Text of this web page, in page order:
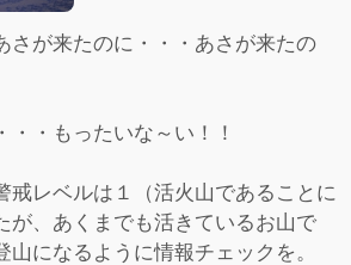
さが来たのに・・・あさが来たの
・・もったいな～い！！
戒レベルは１（活火山であることに
が、あくまでも活きているお山で
山になるように情報チェックを。